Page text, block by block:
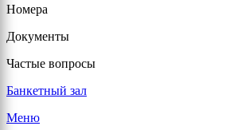
Номера
Документы
Частые вопросы
Банкетный зал
Меню